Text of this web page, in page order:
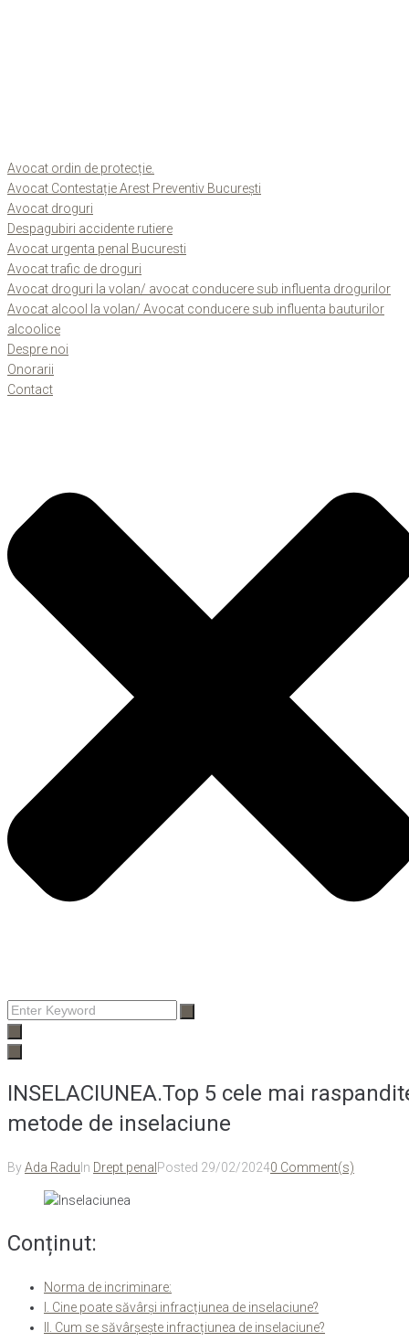
Avocat ordin de protecție.
Avocat Contestație Arest Preventiv București
Avocat droguri
Despagubiri accidente rutiere
Avocat urgenta penal Bucuresti
Avocat trafic de droguri
Avocat droguri la volan/ avocat conducere sub influenta drogurilor
Avocat alcool la volan/ Avocat conducere sub influenta bauturilor
alcoolice
Despre noi
Onorarii
Contact
Enter
Keyword
INSELACIUNEA.Top 5 cele mai
metode de inselaciune
ByAda Radu In Drept penal Posted 29/02/20240 Comment(s)
Conținut:
Norma de incriminare:
I. Cine poate săvârși infracțiunea de inselaciune?
II. Cum se săvârșește infracțiunea de inselaciune?